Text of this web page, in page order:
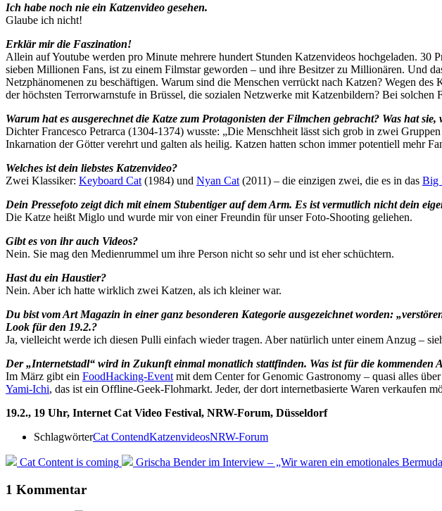
Ich habe noch nie ein Katzenvideo gesehen.
Glaube ich nicht!
Erklär mir die Faszination!
Allein auf Youtube werden pro Minute mehrere hundert Stunden Katzenvideos hochgeladen. 30
sieben Millionen Fans, ist zu einem Filmstar geworden – und ihre Besitzer zu Millionären. Und
Netzphänomenen zu beschäftigen. Warum sind die Menschen verrückt nach Katzen? Wegen
der höchsten Terrorwarnstufe in Brüssel, die sozialen Netzwerke mit Katzenbildern? Bei
Warum hat es ausgerechnet die Katze zum Protagonisten der Filmchen gebracht? Was hat
Dichter Francesco Petrarca (1304-1374) wusste: „Die Menschheit lässt sich grob in zwei
Inkarnation der Götter verehrt und galten als heilig. Katzen hatten schon immer potentiell mehr
Welches ist dein liebstes Katzenvideo?
Zwei Klassiker: Keyboard Cat (1984) und Nyan Cat (2011) – die einzigen zwei, die es in das Big
Dein Pressefoto zeigt dich mit einem Stubentiger auf dem Arm. Es ist vermutlich nicht dein
Die Katze heißt Miglo und wurde mir von einer Freundin für unser Foto-Shooting geliehen.
Gibt es von ihr auch Videos?
Nein. Sie mag den Medienrummel um ihre Person nicht so sehr und ist eher schüchtern.
Hast du ein Haustier?
Nein. Aber ich hatte wirklich zwei Katzen, als ich kleiner war.
Du bist vom Art Magazin in einer ganz besonderen Kategorie ausgezeichnet worden:
Look für den 19.2.?
Ja, vielleicht werde ich diesen Pulli einfach wieder tragen. Aber natürlich unter einem Anzug –
Der „Internetstadl“ wird in Zukunft einmal monatlich stattfinden. Was ist für die kommenden
Im März gibt ein FoodHacking-Event mit dem Center for Genomic Gastronomy – quasi alles
Yami-Ichi, das ist ein Offline-Geek-Flohmarkt. Jeder, der dort internetbasierte Waren verkaufen
19.2., 19 Uhr, Internet Cat Video Festival, NRW-Forum, Düsseldorf
SchlagwörterCat ContendKatzenvideosNRW-Forum
Cat Content is coming Grischa Bender im Interview – „Wir waren ein emotionales
1 Kommentar